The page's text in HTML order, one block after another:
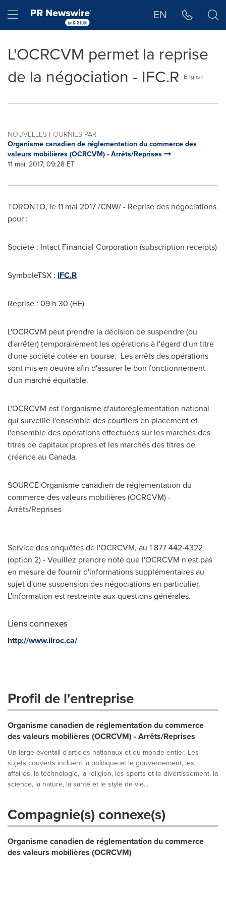
Hamburger menu EN
L'OCRCVM permet la reprise
de la négociation - IFC.R
English
NOUVELLES FOURNIES PAR
Organisme canadien de réglementation du commerce des
valeurs mobilières (OCRCVM) - Arrêts/Reprises
11 mai, 2017, 09:28 ET
TORONTO, le 11 mai 2017 /CNW/ - Reprise des négociations
pour :
Société : Intact Financial Corporation (subscription receipts)
SymboleTSX : IFC.R
Reprise : 09 h 30 (HE)
L'OCRCVM peut prendre la décision de suspendre (ou
d'arrêter) temporairement les opérations à l'égard d'un titre
d'une société cotée en bourse. Les arrêts des opérations
sont mis en oeuvre afin d'assurer le bon fonctionnement
d'un marché équitable.
L'OCRCVM est l'organisme d'autoréglementation national
qui surveille l'ensemble des courtiers en placement et
l'ensemble des opérations effectuées sur les marchés des
titres de capitaux propres et les marchés des titres de
créance au Canada.
SOURCE Organisme canadien de réglementation du
commerce des valeurs mobilières (OCRCVM) -
Arrêts/Reprises
Service des enquêtes de l'OCRCVM, au 1 877 442‑4322
(option 2) - Veuillez prendre note que l'OCRCVM n'est pas
en mesure de fournir d'informations supplémentaires au
sujet d'une suspension des négociations en particulier.
L'information est restreinte aux questions générales.
Liens connexes
http://www.iiroc.ca/
Profil de l'entreprise
Organisme canadien de réglementation du commerce
des valeurs mobilières (OCRCVM) - Arrêts/Reprises
Un large éventail d´articles nationaux et du monde entier. Les
sujets couverts incluent la politique et le gouvernement, les
affaires, la technologie, la religion, les sports et le divertissement, la
science, la nature, la santé et le style de vie....
Compagnie(s) connexe(s)
Organisme canadien de réglementation du commerce
des valeurs mobilières (OCRCVM)